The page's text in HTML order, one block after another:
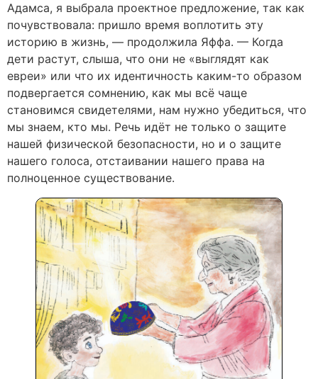
Адамса, я выбрала проектное предложение, так как
почувствовала: пришло время воплотить эту
историю в жизнь, — продолжила Яффа. — Когда
дети растут, слыша, что они не «выглядят как
евреи» или что их идентичность каким-то образом
подвергается сомнению, как мы всё чаще
становимся свидетелями, нам нужно убедиться, что
мы знаем, кто мы. Речь идёт не только о защите
нашей физической безопасности, но и о защите
нашего голоса, отстаивании нашего права на
полноценное существование.